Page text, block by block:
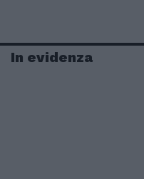
In evidenza